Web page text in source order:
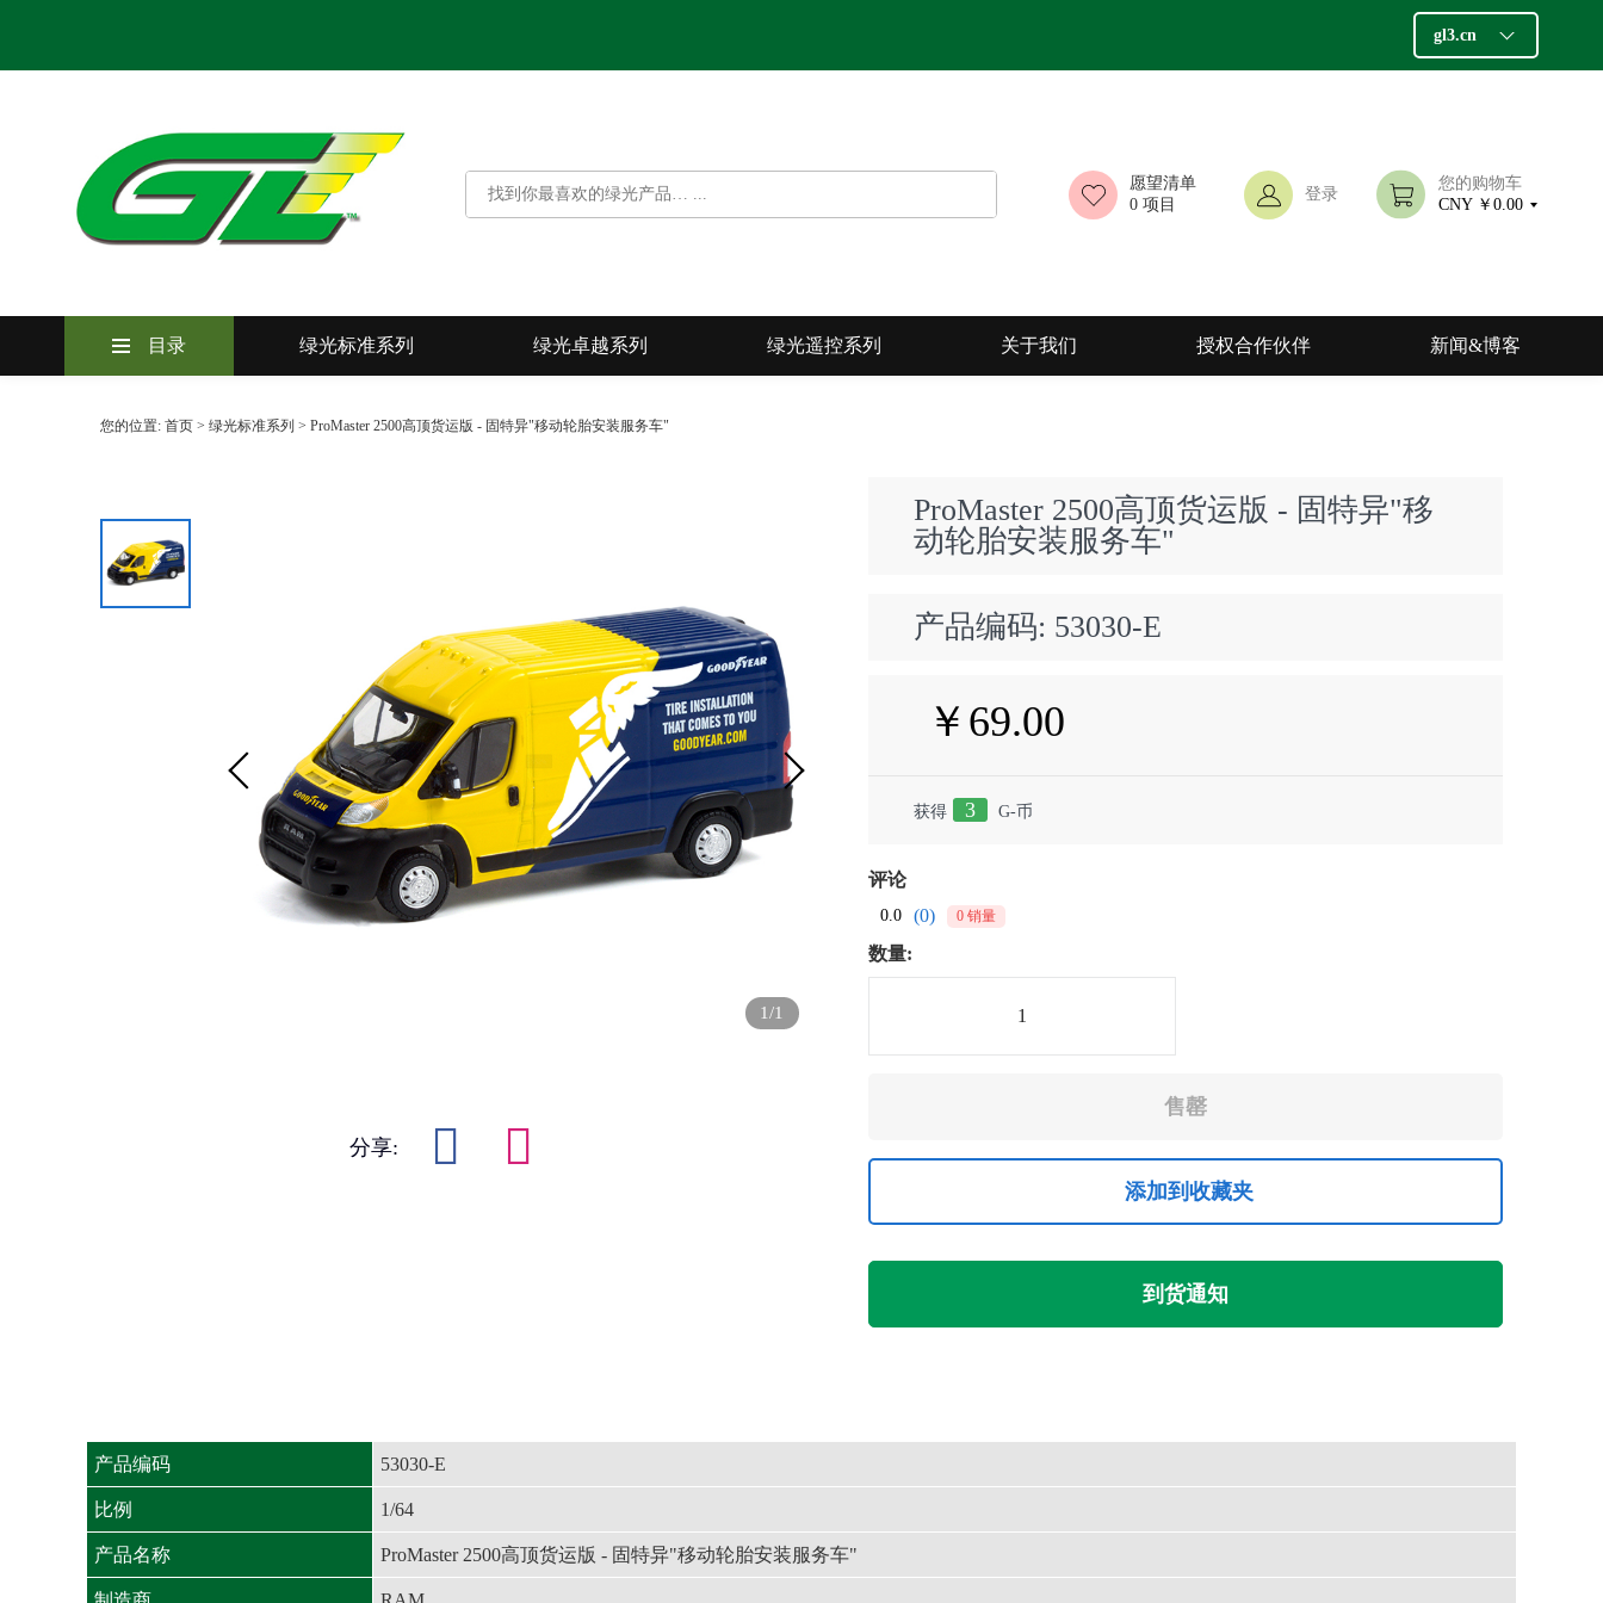
gl3.cn
愿望清单
0 项目
登录
您的购物车
CNY ￥0.00
目录 绿光标准系列 绿光卓越系列 绿光遥控系列 关于我们 授权合作伙伴 新闻&博客
您的位置: 首页> 绿光标准系列 > ProMaster 2500高顶货运版 - 固特异"移动轮胎安装服务车"
1/1
分享:
ProMaster 2500高顶货运版 - 固特异"移
动轮胎安装服务车"
产品编码: 53030-E
￥69.00
获得 3 G-币
评论
0.0 (0) 0 销量
数量:
添加到收藏夹
到货通知
产品编码 53030-E
比例 1/64
产品名称 ProMaster 2500高顶货运版 - 固特异"移动轮胎安装服务车"